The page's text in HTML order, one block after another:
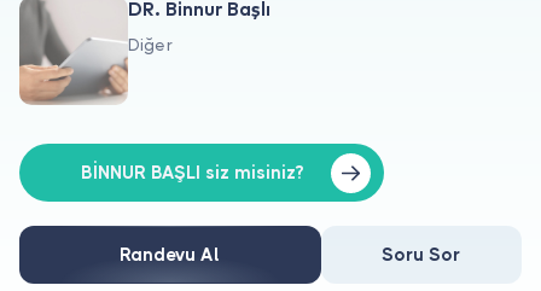
Hakkımızda
Doktorlar için
Doktor musunuz?
DR. Binnur Başlı
Diğer
BİNNUR BAŞLI siz misiniz?
Randevu Al Soru Sor